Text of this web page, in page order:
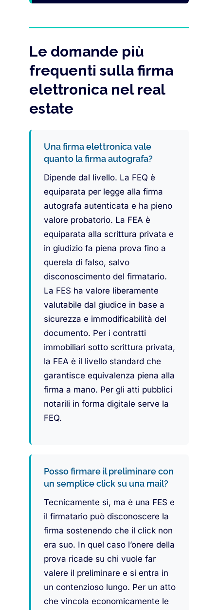
Le domande più
frequenti sulla firma
elettronica nel real
estate
Una firma elettronica vale
quanto la firma autografa?
Dipende dal livello. La FEQ è
equiparata per legge alla firma
autografa autenticata e ha pieno
valore probatorio. La FEA è
equiparata alla scrittura privata e
in giudizio fa piena prova fino a
querela di falso, salvo
disconoscimento del firmatario.
La FES ha valore liberamente
valutabile dal giudice in base a
sicurezza e immodificabilità del
documento. Per i contratti
immobiliari sotto scrittura privata,
la FEA è il livello standard che
garantisce equivalenza piena alla
firma a mano. Per gli atti pubblici
notarili in forma digitale serve la
FEQ.
Posso firmare il preliminare con
un semplice click su una mail?
Tecnicamente sì, ma è una FES e
il firmatario può disconoscere la
firma sostenendo che il click non
era suo. In quel caso l’onere della
prova ricade su chi vuole far
valere il preliminare e si entra in
un contenzioso lungo. Per un atto
che vincola economicamente le